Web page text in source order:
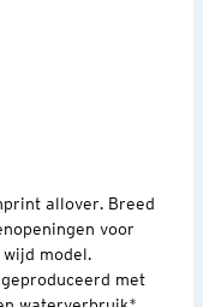
allover. Breed
voor
model.
geproduceerd met